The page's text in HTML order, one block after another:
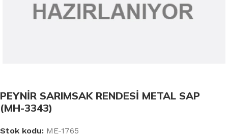
PEYNİR SARIMSAK RENDESİ METAL SAP
(MH-3343)
Stok kodu: ME-1765